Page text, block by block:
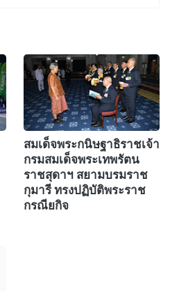
สมเด็จพระกนิษฐาธิราชเจ้า
กรมสมเด็จพระเทพรัตน
ราชสุดาฯ สยามบรมราช
กุมารี ทรงปฏิบัติพระราช
กรณียกิจ